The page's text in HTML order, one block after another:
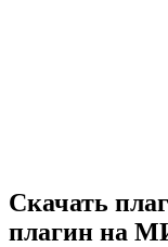
Скачать
плагин на